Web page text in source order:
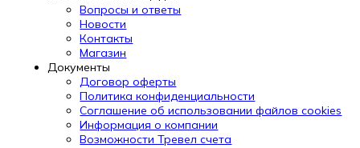
Вопросы и ответы
Новости
Контакты
Магазин
Документы
Договор оферты
Политика конфиденциальности
Соглашение об использовании файлов cookies
Информация о компании
Возможности Тревел счета